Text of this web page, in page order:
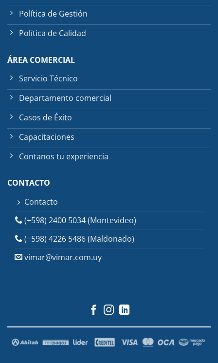
Política de Gestión
Política de Calidad
ÁREA COMERCIAL
Servicio Técnico
Departamento comercial
Casos de Éxito
Capacitaciones
Contanos tu experiencia
CONTACTO
Contacto
(+598) 2400 5034 (Montevideo)
(+598) 4226 5486 (Maldonado)
vimar@vimar.com.uy